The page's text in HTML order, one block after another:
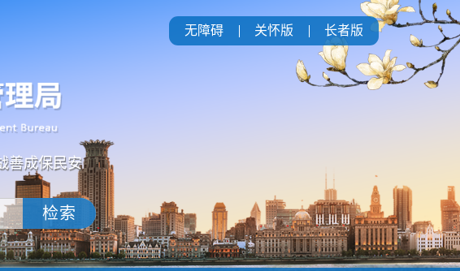
无障碍 关怀版 长者版
成保民安
检索